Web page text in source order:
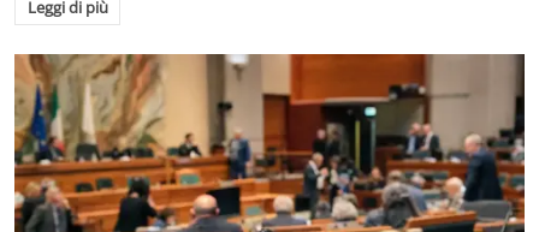
Leggi di più